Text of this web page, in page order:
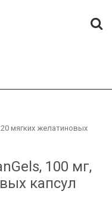
мягких желатиновых
100 мг,
капсул